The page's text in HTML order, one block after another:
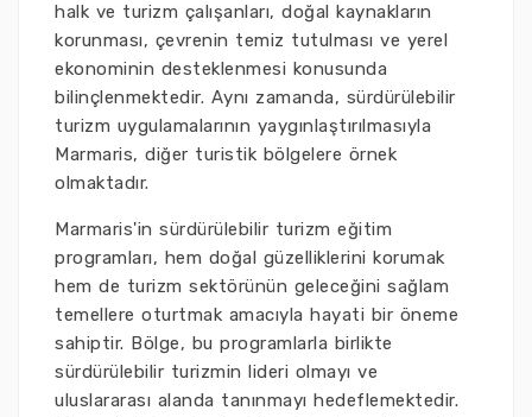
halk ve turizm çalışanları, doğal kaynakların
korunması, çevrenin temiz tutulması ve yerel
ekonominin desteklenmesi konusunda
bilinçlenmektedir. Aynı zamanda, sürdürülebilir
turizm uygulamalarının yaygınlaştırılmasıyla
Marmaris, diğer turistik bölgelere örnek
olmaktadır.
Marmaris'in sürdürülebilir turizm eğitim
programları, hem doğal güzelliklerini korumak
hem de turizm sektörünün geleceğini sağlam
temellere oturtmak amacıyla hayati bir öneme
sahiptir. Bölge, bu programlarla birlikte
sürdürülebilir turizmin lideri olmayı ve
uluslararası alanda tanınmayı hedeflemektedir.